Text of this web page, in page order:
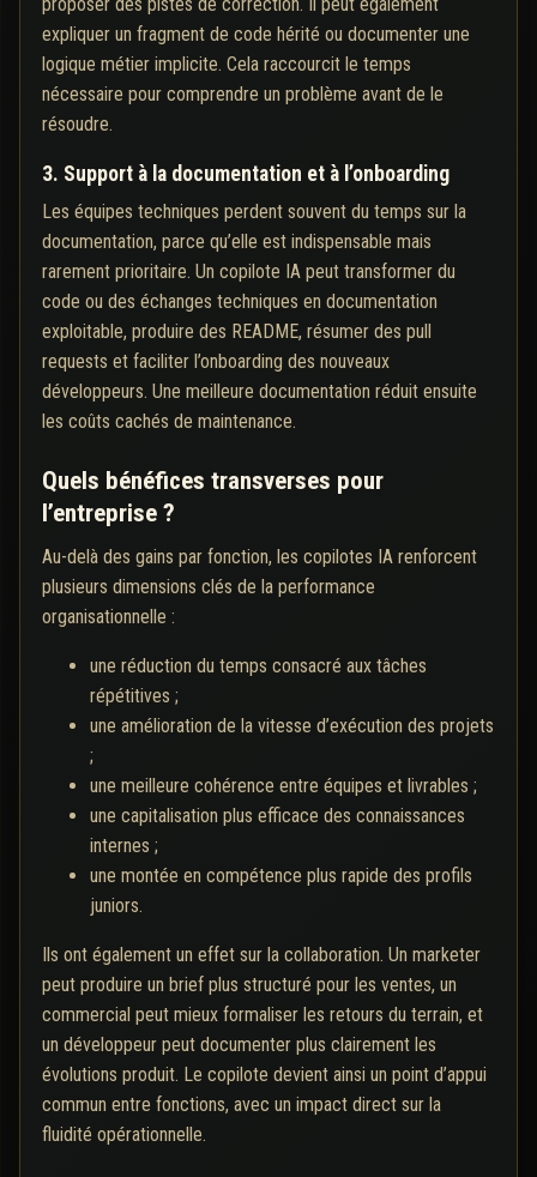
proposer des pistes de correction. Il peut également
expliquer un fragment de code hérité ou documenter une
logique métier implicite. Cela raccourcit le temps
nécessaire pour comprendre un problème avant de le
résoudre.
3. Support à la documentation et à l’onboarding
Les équipes techniques perdent souvent du temps sur la
documentation, parce qu’elle est indispensable mais
rarement prioritaire. Un copilote IA peut transformer du
code ou des échanges techniques en documentation
exploitable, produire des README, résumer des pull
requests et faciliter l’onboarding des nouveaux
développeurs. Une meilleure documentation réduit ensuite
les coûts cachés de maintenance.
Quels bénéfices transverses pour
l’entreprise ?
Au-delà des gains par fonction, les copilotes IA renforcent
plusieurs dimensions clés de la performance
organisationnelle :
une réduction du temps consacré aux tâches
répétitives ;
une amélioration de la vitesse d’exécution des projets
;
une meilleure cohérence entre équipes et livrables ;
une capitalisation plus efficace des connaissances
internes ;
une montée en compétence plus rapide des profils
juniors.
Ils ont également un effet sur la collaboration. Un marketer
peut produire un brief plus structuré pour les ventes, un
commercial peut mieux formaliser les retours du terrain, et
un développeur peut documenter plus clairement les
évolutions produit. Le copilote devient ainsi un point d’appui
commun entre fonctions, avec un impact direct sur la
fluidité opérationnelle.